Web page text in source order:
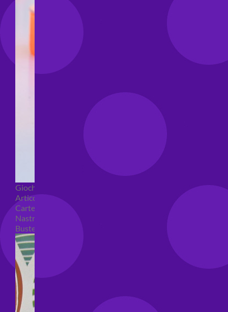
Giochi pirici
Articoli per confezioni regalo
Carte regalo
Nastri e coccarde
Buste regalo